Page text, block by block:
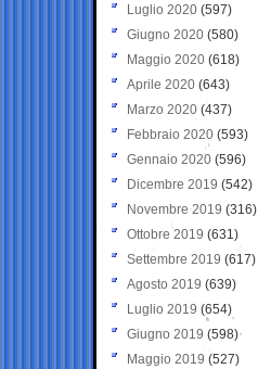
Luglio 2020 (597)
Giugno 2020 (580)
Maggio 2020 (618)
Aprile 2020 (643)
Marzo 2020 (437)
Febbraio 2020 (593)
Gennaio 2020 (596)
Dicembre 2019 (542)
Novembre 2019 (316)
Ottobre 2019 (631)
Settembre 2019 (617)
Agosto 2019 (639)
Luglio 2019 (654)
Giugno 2019 (598)
Maggio 2019 (527)